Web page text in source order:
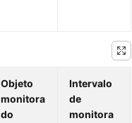
Objeto
monitora
do
Intervalo
de
monitora